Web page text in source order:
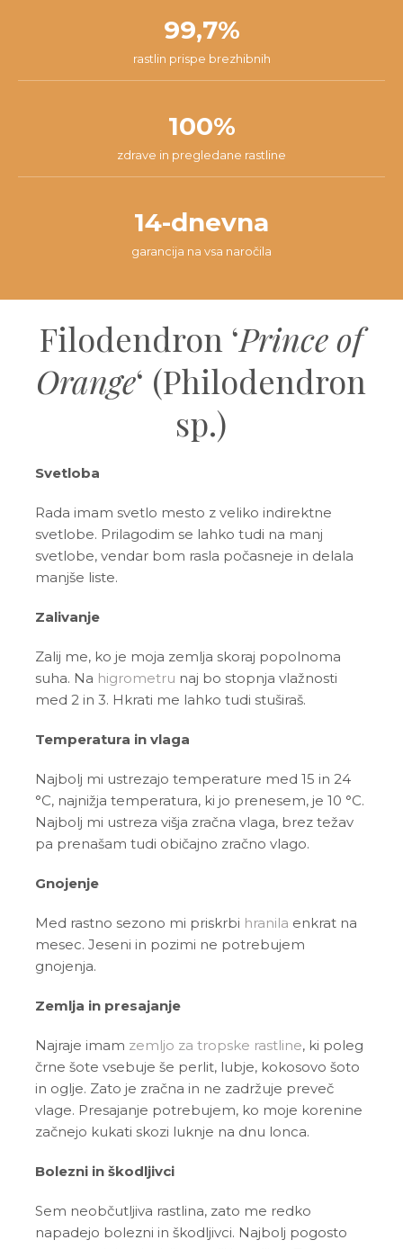
99,7%
rastlin prispe brezhibnih
100%
zdrave in pregledane rastline
14-dnevna
garancija na vsa naročila
Filodendron ‘Prince of
Orange‘ (Philodendron
sp.)
Svetloba
Rada imam svetlo mesto z veliko indirektne
svetlobe. Prilagodim se lahko tudi na manj
svetlobe, vendar bom rasla počasneje in delala
manjše liste.
Zalivanje
Zalij me, ko je moja zemlja skoraj popolnoma
suha. Na higrometru naj bo stopnja vlažnosti
med 2 in 3. Hkrati me lahko tudi stuširaš.
Temperatura in vlaga
Najbolj mi ustrezajo temperature med 15 in 24
°C, najnižja temperatura, ki jo prenesem, je 10 °C.
Najbolj mi ustreza višja zračna vlaga, brez težav
pa prenašam tudi običajno zračno vlago.
Gnojenje
Med rastno sezono mi priskrbi hranila enkrat na
mesec. Jeseni in pozimi ne potrebujem
gnojenja.
Zemlja in presajanje
Najraje imam zemljo za tropske rastline, ki poleg
črne šote vsebuje še perlit, lubje, kokosovo šoto
in oglje. Zato je zračna in ne zadržuje preveč
vlage. Presajanje potrebujem, ko moje korenine
začnejo kukati skozi luknje na dnu lonca.
Bolezni in škodljivci
Sem neobčutljiva rastlina, zato me redko
napadejo bolezni in škodljivci. Najbolj pogosto